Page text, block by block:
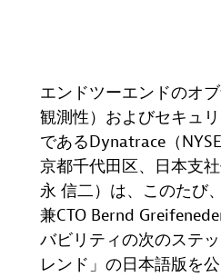
エンドツーエンドのオ
観測性）およびセキュ
であるDynatrace（
京都千代田区、日本支
永 信二）は、 このたび、
兼CTO Bernd
バビリティの次のステ
レンド」の日本語版を公